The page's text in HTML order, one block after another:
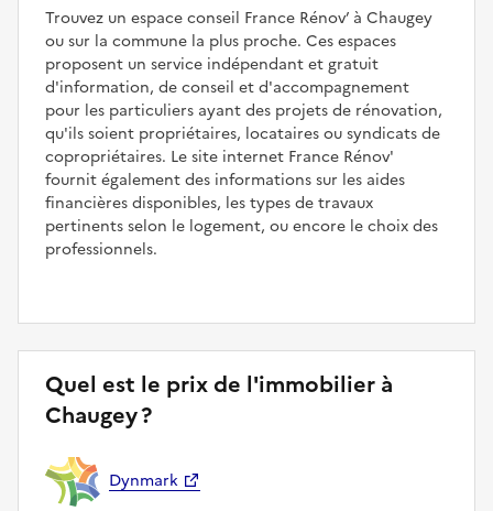
Trouvez un espace conseil France Rénov’ à Chaugey
ou sur la commune la plus proche. Ces espaces
proposent un service indépendant et gratuit
d'information, de conseil et d'accompagnement
pour les particuliers ayant des projets de rénovation,
qu'ils soient propriétaires, locataires ou syndicats de
copropriétaires. Le site internet France Rénov'
fournit également des informations sur les aides
financières disponibles, les types de travaux
pertinents selon le logement, ou encore le choix des
professionnels.
Quel est le prix de l'immobilier à
Chaugey ?
Dynmark